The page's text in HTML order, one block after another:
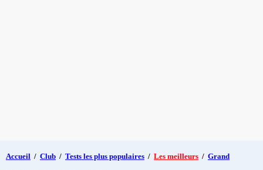
Accueil / Club / Tests les plus populaires / Les meilleurs / Grand